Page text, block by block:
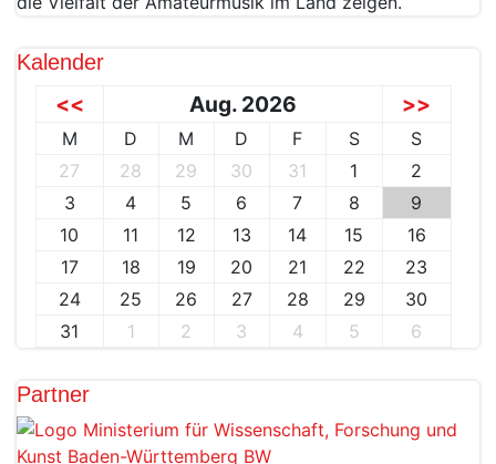
Kalender
<< Aug. 2026 >>
M D M D F S
S
27
28 29 30 31 1
2
3
4 5 6 7 8
9
10
11 12 13 14 15
16
17
18 19 20 21 22
23
24
25 26 27 28 29
30
31
1 2 3 4 5 6
Partner